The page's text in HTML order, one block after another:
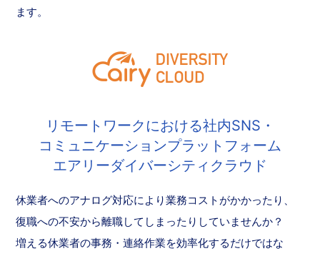
ます。
リモートワークにおける社内SNS・
コミュニケーションプラットフォーム
エアリーダイバーシティクラウド
休業者へのアナログ対応により業務コストがかかったり、
復職への不安から離職してしまったりしていませんか？
増える休業者の事務・連絡作業を効率化するだけではな